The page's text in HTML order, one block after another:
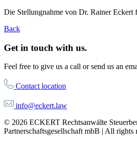
Die Stellungnahme von Dr. Rainer Eckert
Back
Get in touch with us.
Feel free to give us a call or send us an
Contact location
info@eckert.law
© 2026 ECKERT Rechtsanwälte
Partnerschaftsgesellschaft mbB | All rights